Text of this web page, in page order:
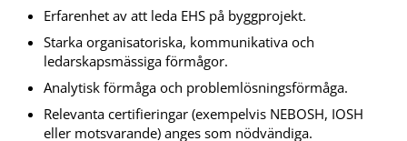
Erfarenhet av att leda EHS på byggprojekt.
Starka organisatoriska, kommunikativa och
ledarskapsmässiga förmågor.
Analytisk förmåga och problemlösningsförmåga.
Relevanta certifieringar (exempelvis NEBOSH, IOSH
eller motsvarande) anges som nödvändiga.